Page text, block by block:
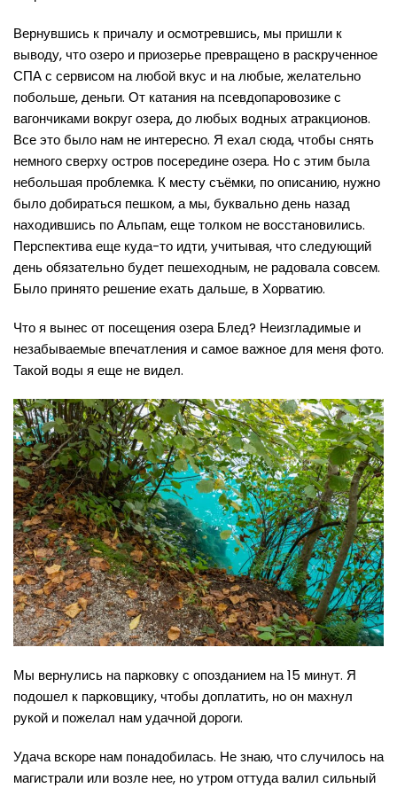
Вернувшись к причалу и осмотревшись, мы пришли к
выводу, что озеро и приозерье превращено в раскрученное
СПА с сервисом на любой вкус и на любые, желательно
побольше, деньги. От катания на псевдопаровозике с
вагончиками вокруг озера, до любых водных атракционов.
Все это было нам не интересно. Я ехал сюда, чтобы снять
немного сверху остров посередине озера. Но с этим была
небольшая проблемка. К месту съёмки, по описанию, нужно
было добираться пешком, а мы, буквально день назад
находившись по Альпам, еще толком не восстановились.
Перспектива еще куда-то идти, учитывая, что следующий
день обязательно будет пешеходным, не радовала совсем.
Было принято решение ехать дальше, в Хорватию.
Что я вынес от посещения озера Блед? Неизгладимые и
незабываемые впечатления и самое важное для меня фото.
Такой воды я еще не видел.
Мы вернулись на парковку с опозданием на 15 минут. Я
подошел к парковщику, чтобы доплатить, но он махнул
рукой и пожелал нам удачной дороги.
Удача вскоре нам понадобилась. Не знаю, что случилось на
магистрали или возле нее, но утром оттуда валил сильный